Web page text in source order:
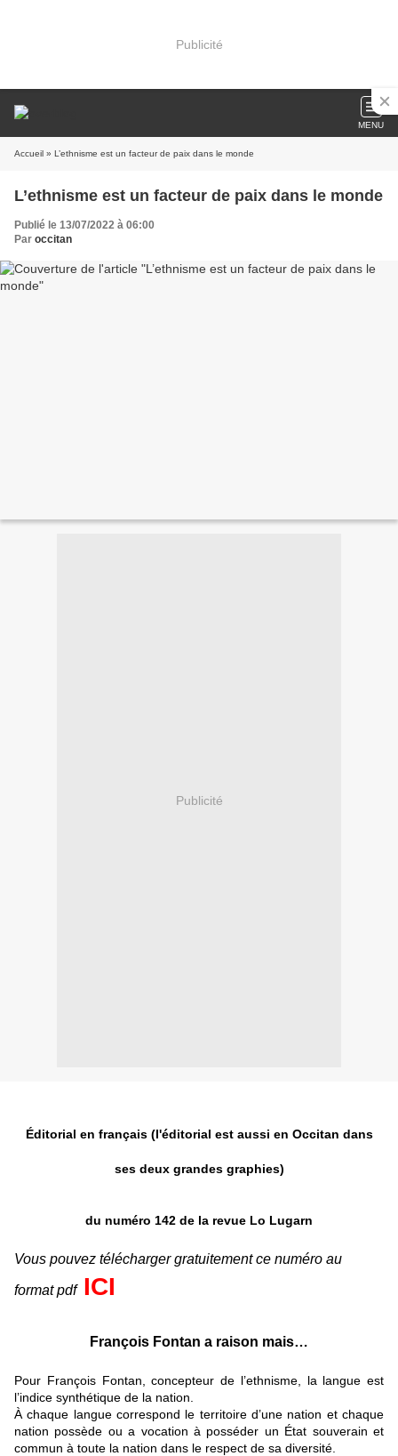
Publicité
MENU
Accueil » L’ethnisme est un facteur de paix dans le monde
L’ethnisme est un facteur de paix dans le monde
Publié le 13/07/2022 à 06:00
Par occitan
Publicité
Éditorial en français (l'éditorial est aussi en Occitan dans
ses deux grandes graphies)
du numéro 142 de la revue Lo Lugarn
Vous pouvez télécharger gratuitement ce numéro au
format pdf ICI
François Fontan a raison mais…
Pour François Fontan, concepteur de l’ethnisme, la langue est
l’indice synthétique de la nation.
À chaque langue correspond le territoire d’une nation et chaque
nation possède ou a vocation à posséder un État souverain et
commun à toute la nation dans le respect de sa diversité.